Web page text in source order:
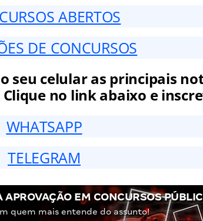
ABERTOS
DE CONCURSOS
seu celular as principais
no link abaixo e
WHATSAPP
TELEGRAM
APROVAÇÃO EM CONCURSOS
quem mais entende do assunto!